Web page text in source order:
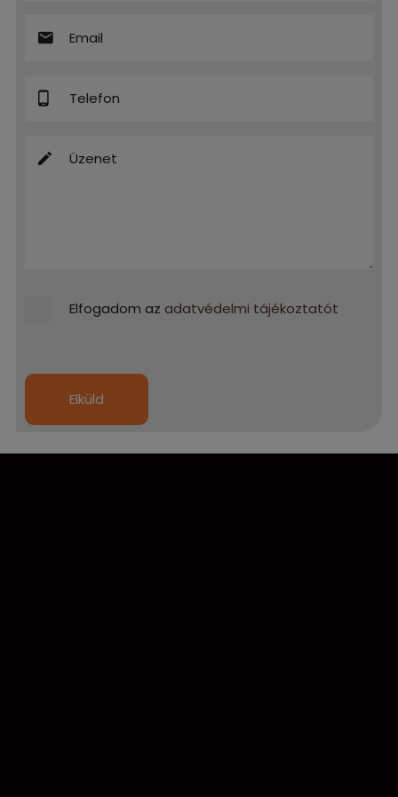
Elfogadom az adatvédelmi tájékoztatót
Elküld